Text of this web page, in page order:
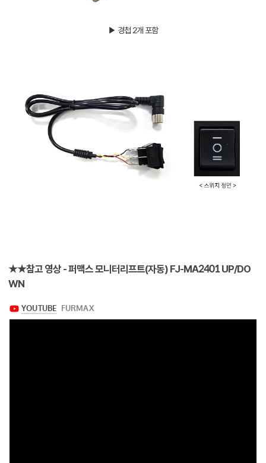
▶ 경첩 2개 포함
★★참고 영상 - 퍼맥스 모니터리프트(자동) FJ-MA2401 UP/DO
WN